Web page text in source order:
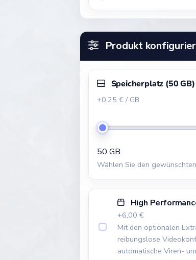
Produkt
Speicherplatz (50GB)
+0,25 € / GB
50 GB
Wählen Sie den
High
+6,00 €
Mit den optionalen
reibungslose
automatische Viren-